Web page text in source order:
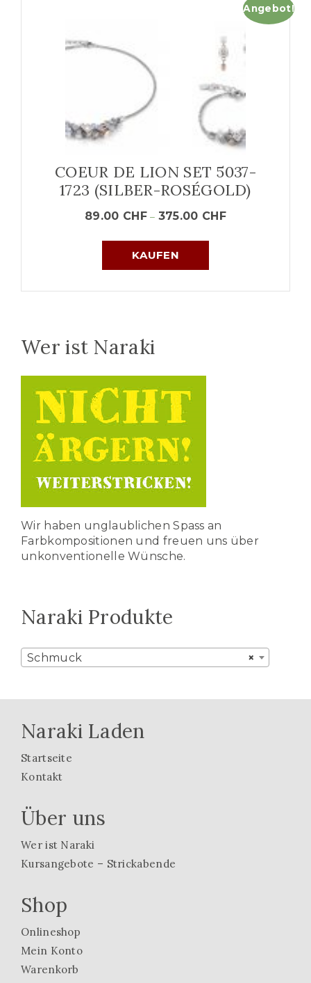
Angebot!
COEUR DE LION SET 5037-
1723 (SILBER-ROSÉGOLD)
89.00 CHF– 375.00 CHF
KAUFEN
Wer ist Naraki
Wir haben unglaublichen Spass an
Farbkompositionen und freuen uns über
unkonventionelle Wünsche.
Naraki Produkte
×
Schmuck
Naraki Laden
Startseite
Kontakt
Über uns
Wer ist Naraki
Kursangebote – Strickabende
Shop
Onlineshop
Mein Konto
Warenkorb